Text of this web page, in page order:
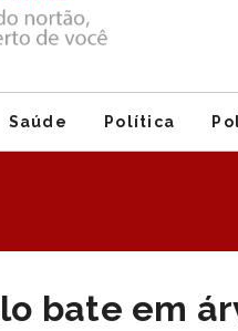
Saúde Política
bate em